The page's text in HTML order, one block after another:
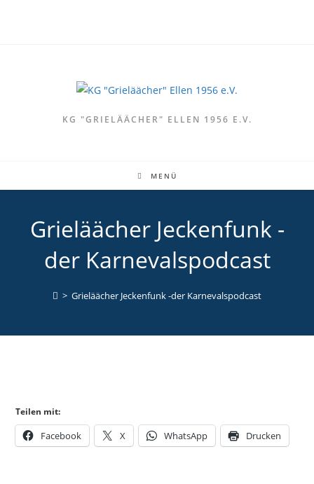
KG "GRIELÄÄCHER" ELLEN 1956 E.V.
MENÜ
Grieläächer Jeckenfunk -
der Karnevalspodcast
> Grieläächer Jeckenfunk -der Karnevalspodcast
Teilen mit:
Facebook X WhatsApp Drucken